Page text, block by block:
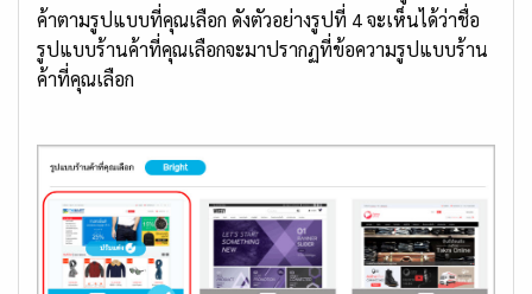
ค้าตามรูปแบบที่คุณเลือก ดังตัวอย่างรูปที่ 4 จะเห็นได้ว่าชื่อ
รูปแบบร้านค้าที่คุณเลือกจะมาปรากฏที่ข้อความรูปแบบร้าน
ค้าที่คุณเลือก